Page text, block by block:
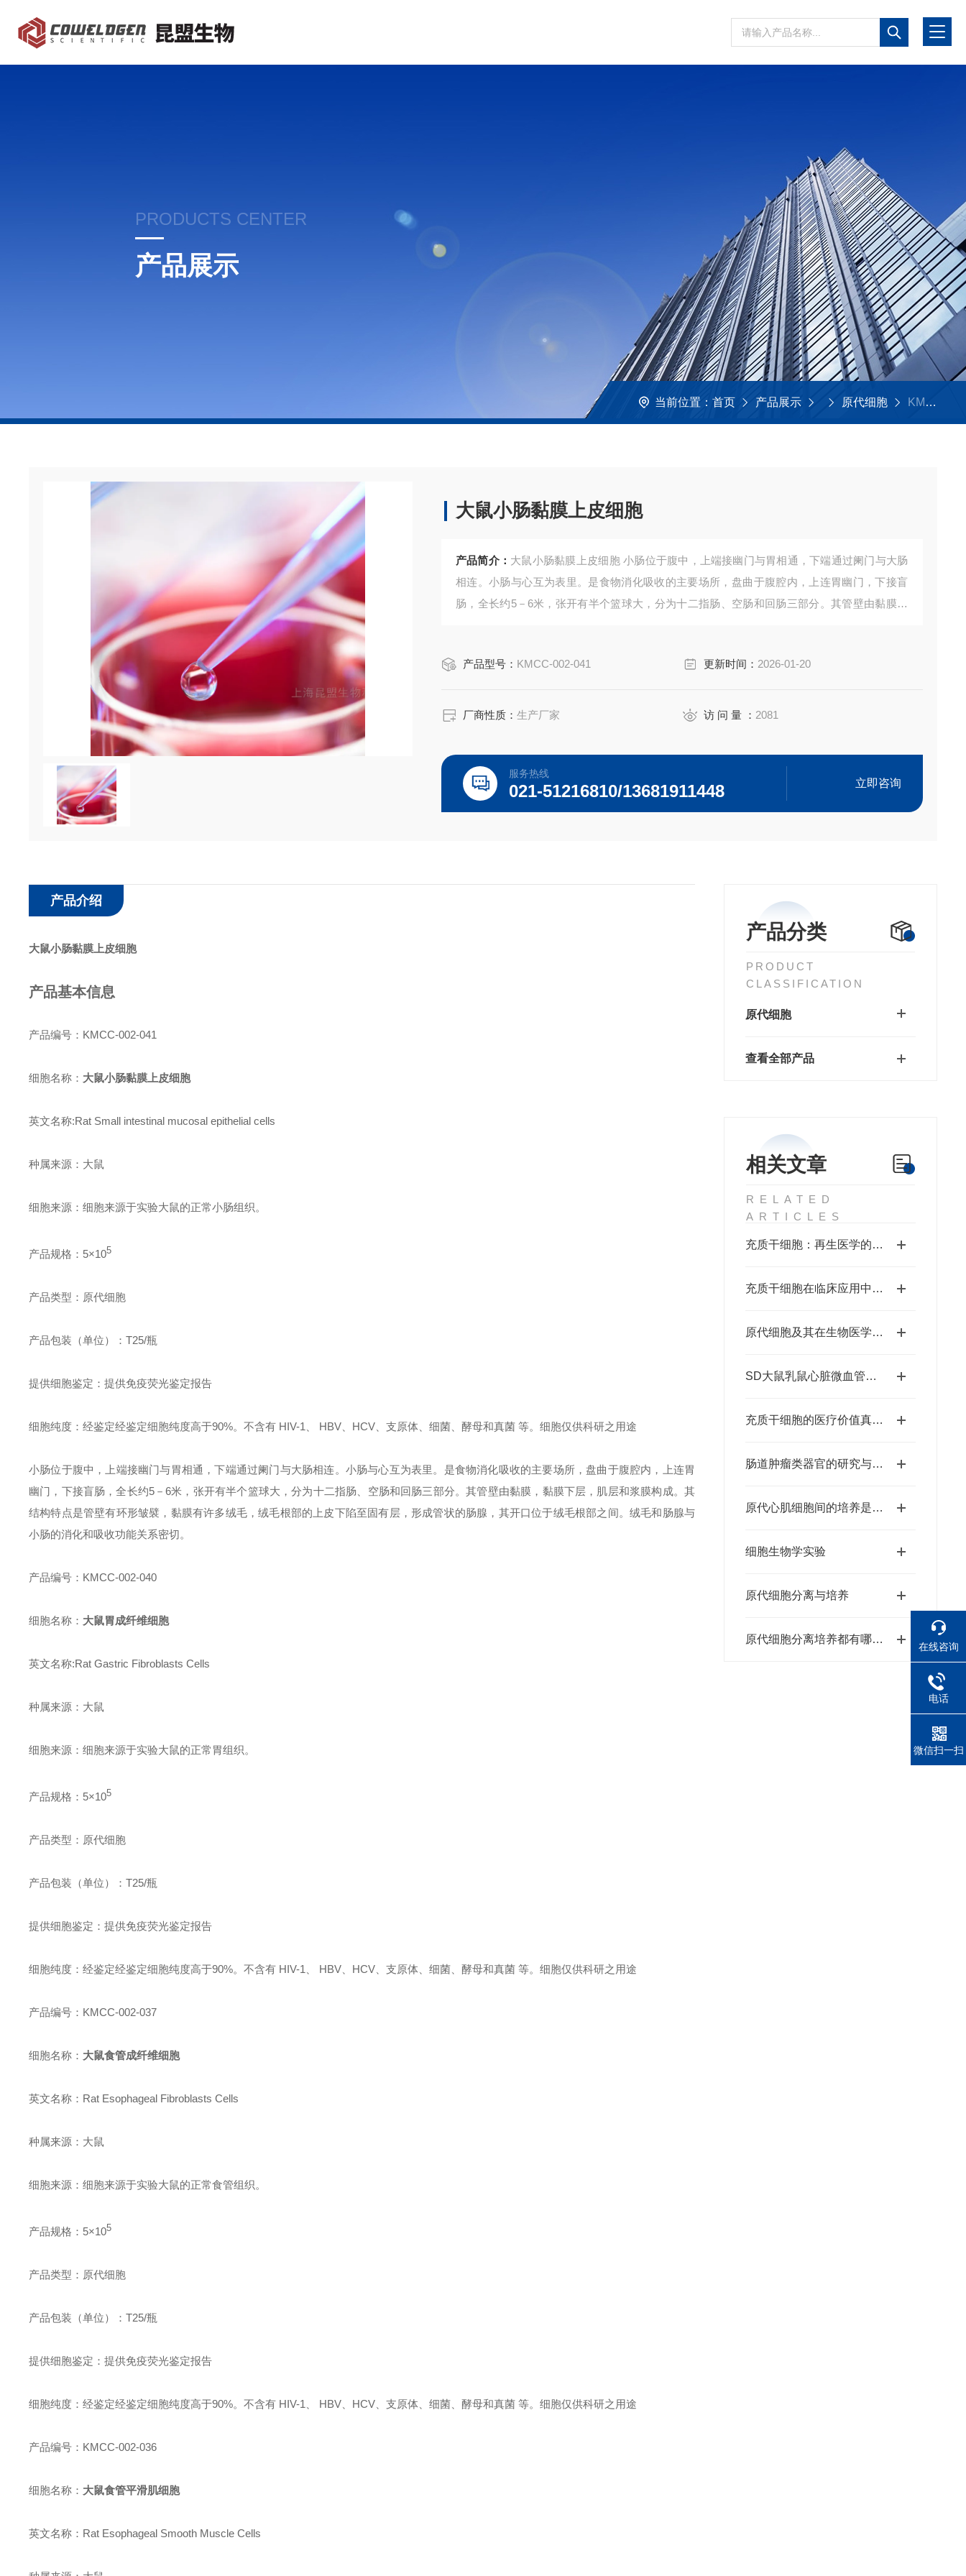
PRODUCTS CENTER
产品展示
当前位置： 首页 产品展示 原代细胞 KMCC-002-041大鼠小肠黏膜上皮细胞
大鼠小肠黏膜上皮细胞
产品简介： 大鼠小肠黏膜上皮细胞 小肠位于腹中，上端接幽门与胃相通，下端通过阑门与大肠
相连。小肠与心互为表里。是食物消化吸收的主要场所，盘曲于腹腔内，上连胃幽门，下接盲
肠，全长约5－6米，张开有半个篮球大，分为十二指肠、空肠和回肠三部分。其管壁由黏膜，
产品型号： KMCC-002-041 更新时间： 2026-01-20
厂商性质：生产厂家 访 问 量 ： 2081
服务热线
021-51216810/13681911448 立即咨询
产品分类
PRODUCT
CLASSIFICATION
原代细胞
查看全部产品
相关文章
RELATED
ARTICLES
充质干细胞：再生医学的希望之星
充质干细胞在临床应用中的潜在价值
原代细胞及其在生物医学领域中的应用
SD大鼠乳鼠心脏微血管内皮细胞原代分离培养方法
充质干细胞的医疗价值真的很高
肠道肿瘤类器官的研究与应用
原代心肌细胞间的培养是为了什么？
细胞生物学实验
原代细胞分离与培养
原代细胞分离培养都有哪些作用？
产品介绍
大鼠小肠黏膜上皮细胞
产品基本信息
产品编号：KMCC-002-041
细胞名称： 大鼠小肠黏膜上皮细胞
英文名称:Rat Small intestinal mucosal epithelial cells
种属来源：大鼠
细胞来源：细胞来源于实验大鼠的正常小肠组织。
产品规格：5×105
产品类型：原代细胞
产品包装（单位）：T25/瓶
提供细胞鉴定：提供免疫荧光鉴定报告
细胞纯度：经鉴定经鉴定细胞纯度高于90%。不含有 HIV-1、 HBV、HCV、支原体、细菌、酵母和真菌 等。细胞仅供科研之用途
小肠位于腹中，上端接幽门与胃相通，下端通过阑门与大肠相连。小肠与心互为表里。是食物消化吸收的主要场所，盘曲于腹腔内，上连胃
幽门，下接盲肠，全长约5－6米，张开有半个篮球大，分为十二指肠、空肠和回肠三部分。其管壁由黏膜，黏膜下层，肌层和浆膜构成。其
结构特点是管壁有环形皱襞，黏膜有许多绒毛，绒毛根部的上皮下陷至固有层，形成管状的肠腺，其开口位于绒毛根部之间。绒毛和肠腺与
小肠的消化和吸收功能关系密切。
产品编号：KMCC-002-040
细胞名称： 大鼠胃成纤维细胞
英文名称:Rat Gastric Fibroblasts Cells
种属来源：大鼠
细胞来源：细胞来源于实验大鼠的正常胃组织。
产品规格：5×105
产品类型：原代细胞
产品包装（单位）：T25/瓶
提供细胞鉴定：提供免疫荧光鉴定报告
细胞纯度：经鉴定经鉴定细胞纯度高于90%。不含有 HIV-1、 HBV、HCV、支原体、细菌、酵母和真菌 等。细胞仅供科研之用途
产品编号：KMCC-002-037
细胞名称： 大鼠食管成纤维细胞
英文名称：Rat Esophageal Fibroblasts Cells
种属来源：大鼠
细胞来源：细胞来源于实验大鼠的正常食管组织。
产品规格：5×105
产品类型：原代细胞
产品包装（单位）：T25/瓶
提供细胞鉴定：提供免疫荧光鉴定报告
细胞纯度：经鉴定经鉴定细胞纯度高于90%。不含有 HIV-1、 HBV、HCV、支原体、细菌、酵母和真菌 等。细胞仅供科研之用途
产品编号：KMCC-002-036
细胞名称： 大鼠食管平滑肌细胞
英文名称：Rat Esophageal Smooth Muscle Cells
在线咨询
电话
微信扫一扫